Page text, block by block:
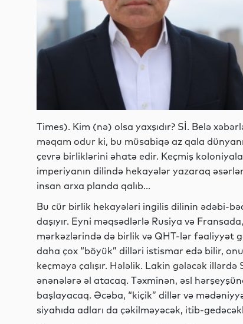
Times). Kim (nə) olsa yaxşıdır? Sİ. Belə
məqam odur ki, bu müsabiqə az qala
çevrə birliklərini əhatə edir. Keçmiş
imperiyanın dilində hekayələr yazaraq
insan arxa planda qalıb...
Bu cür birlik hekayələri ingilis dilinin ədəbi-
daşıyır. Eyni məqsədlərlə Rusiya və
mərkəzlərində də birlik və QHT-lər fəaliyyət
daha çox “böyük” dilləri istismar edə bilir,
keçməyə çalışır. Hələlik. Lakin gələcək
ənənələrə əl atacaq. Təxminən, əsl
başlayacaq. Əcəba, “kiçik” dillər və
siyahıda adları da çəkilməyəcək, itib-